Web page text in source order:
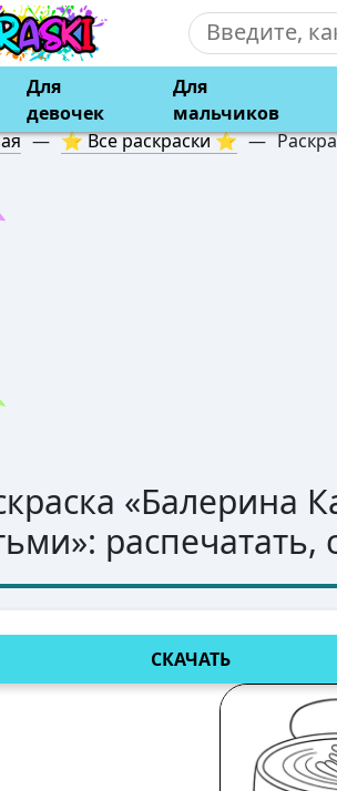
Для
девочек
Для
мальчиков
— ⭐ Все раскраски ⭐ —
«Балерина
»: распечатать,
СКАЧАТЬ